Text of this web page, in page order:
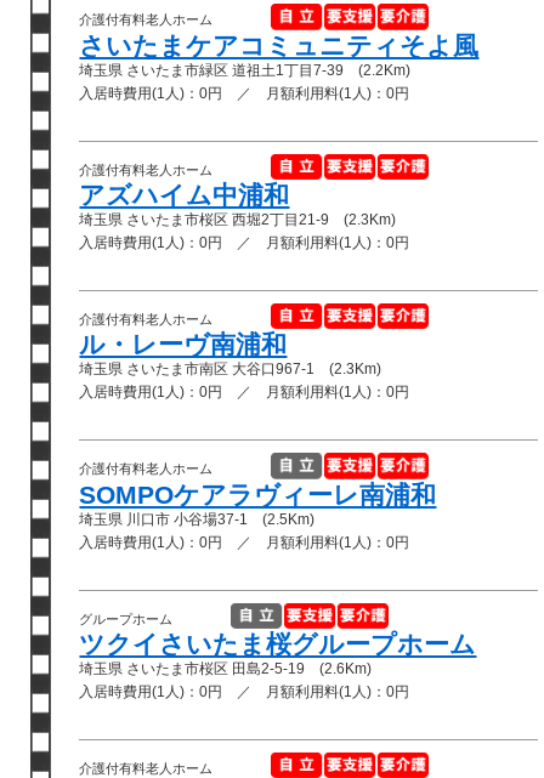
介護付有料老人ホーム
さいたまケアコミュニティそよ風
埼玉県 さいたま市緑区 道祖土1丁目7-39 (2.2Km)
入居時費用(1人)：0円 ／ 月額利用料(1人)：0円
介護付有料老人ホーム
アズハイム中浦和
埼玉県 さいたま市桜区 西堀2丁目21-9 (2.3Km)
入居時費用(1人)：0円 ／ 月額利用料(1人)：0円
介護付有料老人ホーム
ル・レーヴ南浦和
埼玉県 さいたま市南区 大谷口967-1 (2.3Km)
入居時費用(1人)：0円 ／ 月額利用料(1人)：0円
介護付有料老人ホーム
SOMPOケアラヴィーレ南浦和
埼玉県 川口市 小谷場37-1 (2.5Km)
入居時費用(1人)：0円 ／ 月額利用料(1人)：0円
グループホーム
ツクイさいたま桜グループホーム
埼玉県 さいたま市桜区 田島2-5-19 (2.6Km)
入居時費用(1人)：0円 ／ 月額利用料(1人)：0円
介護付有料老人ホーム